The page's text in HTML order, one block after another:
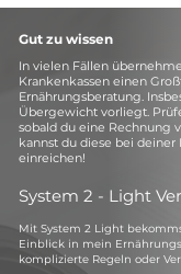
Gut zu wissen
In vielen Fällen
Krankenkassen einen
Ernährungsberatung.
Übergewicht vorliegt.
sobald du eine Rechnung
kannst du diese bei deiner
einreichen!
System 2 - Light
Mit System 2 Light
Einblick in mein
komplizierte Regeln oder